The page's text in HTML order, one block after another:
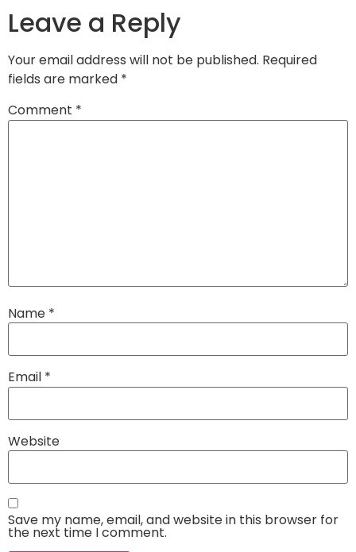
Leave a Reply
Your email address will not be published. Required
fields are marked *
Comment *
Name *
Email *
Website
Save my name, email, and website in this browser for
the next time I comment.